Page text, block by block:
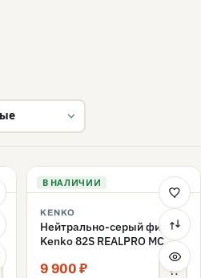
В НАЛИЧИИ
KENKO
Нейтрально-серый фильтр
Kenko 82S REALPRO MC
9 900 ₽